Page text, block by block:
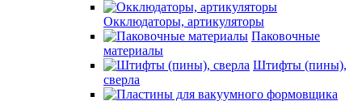
Окклюдаторы, артикуляторы
Паковочные
материалы
Штифты (пины),
сверла